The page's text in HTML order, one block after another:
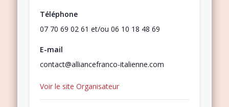
Téléphone
07 70 69 02 61 et/ou 06 10 18 48 69
E-mail
contact@alliancefranco-italienne.com
Voir le site Organisateur